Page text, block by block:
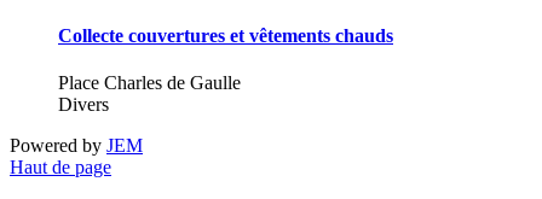
Collecte couvertures et vêtements chauds
Place Charles de Gaulle
Divers
Powered by JEM
Haut de page